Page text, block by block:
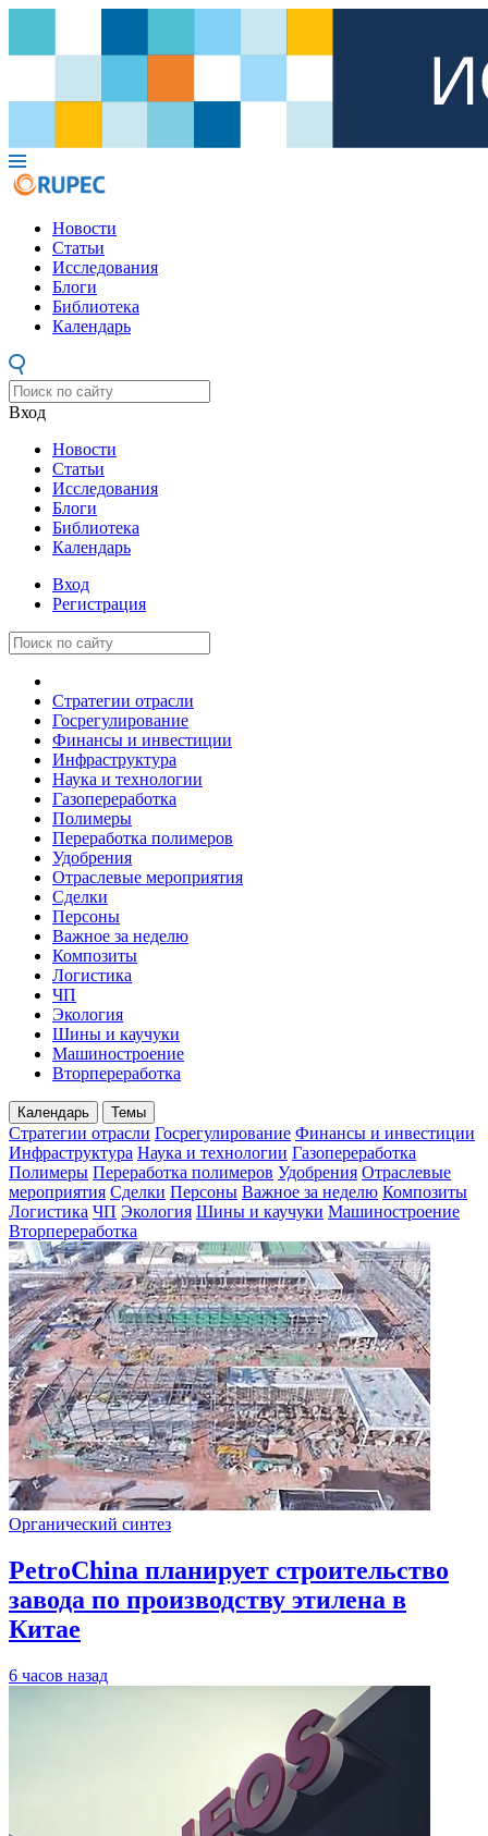
Новости
Статьи
Исследования
Блоги
Библиотека
Календарь
Вход
Новости
Статьи
Исследования
Блоги
Библиотека
Календарь
Вход
Регистрация
Стратегии отрасли
Госрегулирование
Финансы и инвестиции
Инфраструктура
Наука и технологии
Газопереработка
Полимеры
Переработка полимеров
Удобрения
Отраслевые мероприятия
Сделки
Персоны
Важное за неделю
Композиты
Логистика
ЧП
Экология
Шины и каучуки
Машиностроение
Вторпереработка
Календарь Темы
Стратегии отрасли Госрегулирование Финансы и инвестиции
Инфраструктура Наука и технологии Газопереработка
Полимеры Переработка полимеров Удобрения Отраслевые
мероприятия Сделки Персоны Важное за неделю Композиты
Логистика ЧП Экология Шины и каучуки Машиностроение
Вторпереработка
Органический синтез
PetroChina планирует строительство
завода по производству этилена в
Китае
6 часов назад